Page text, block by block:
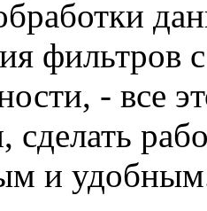
фильтров
- все
сделать
и